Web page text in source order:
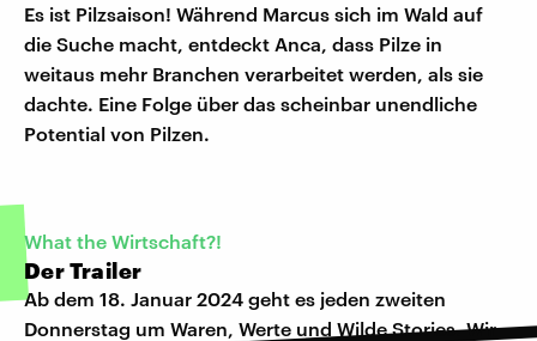
Es ist Pilzsaison! Während Marcus sich im Wald auf
die Suche macht, entdeckt Anca, dass Pilze in
weitaus mehr Branchen verarbeitet werden, als sie
dachte. Eine Folge über das scheinbar unendliche
Potential von Pilzen.
What the Wirtschaft?!
Der Trailer
Ab dem 18. Januar 2024 geht es jeden zweiten
Donnerstag um Waren, Werte und Wilde Stories. Wir